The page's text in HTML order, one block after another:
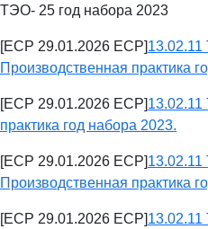
ТЭО- 25 год набора 2023
[ECP 29.01.2026 ECP]
Производственная практика
[ECP 29.01.2026 ECP]
практика год набора 2023.
[ECP 29.01.2026 ECP]
Производственная практика
[ECP 29.01.2026 ECP]